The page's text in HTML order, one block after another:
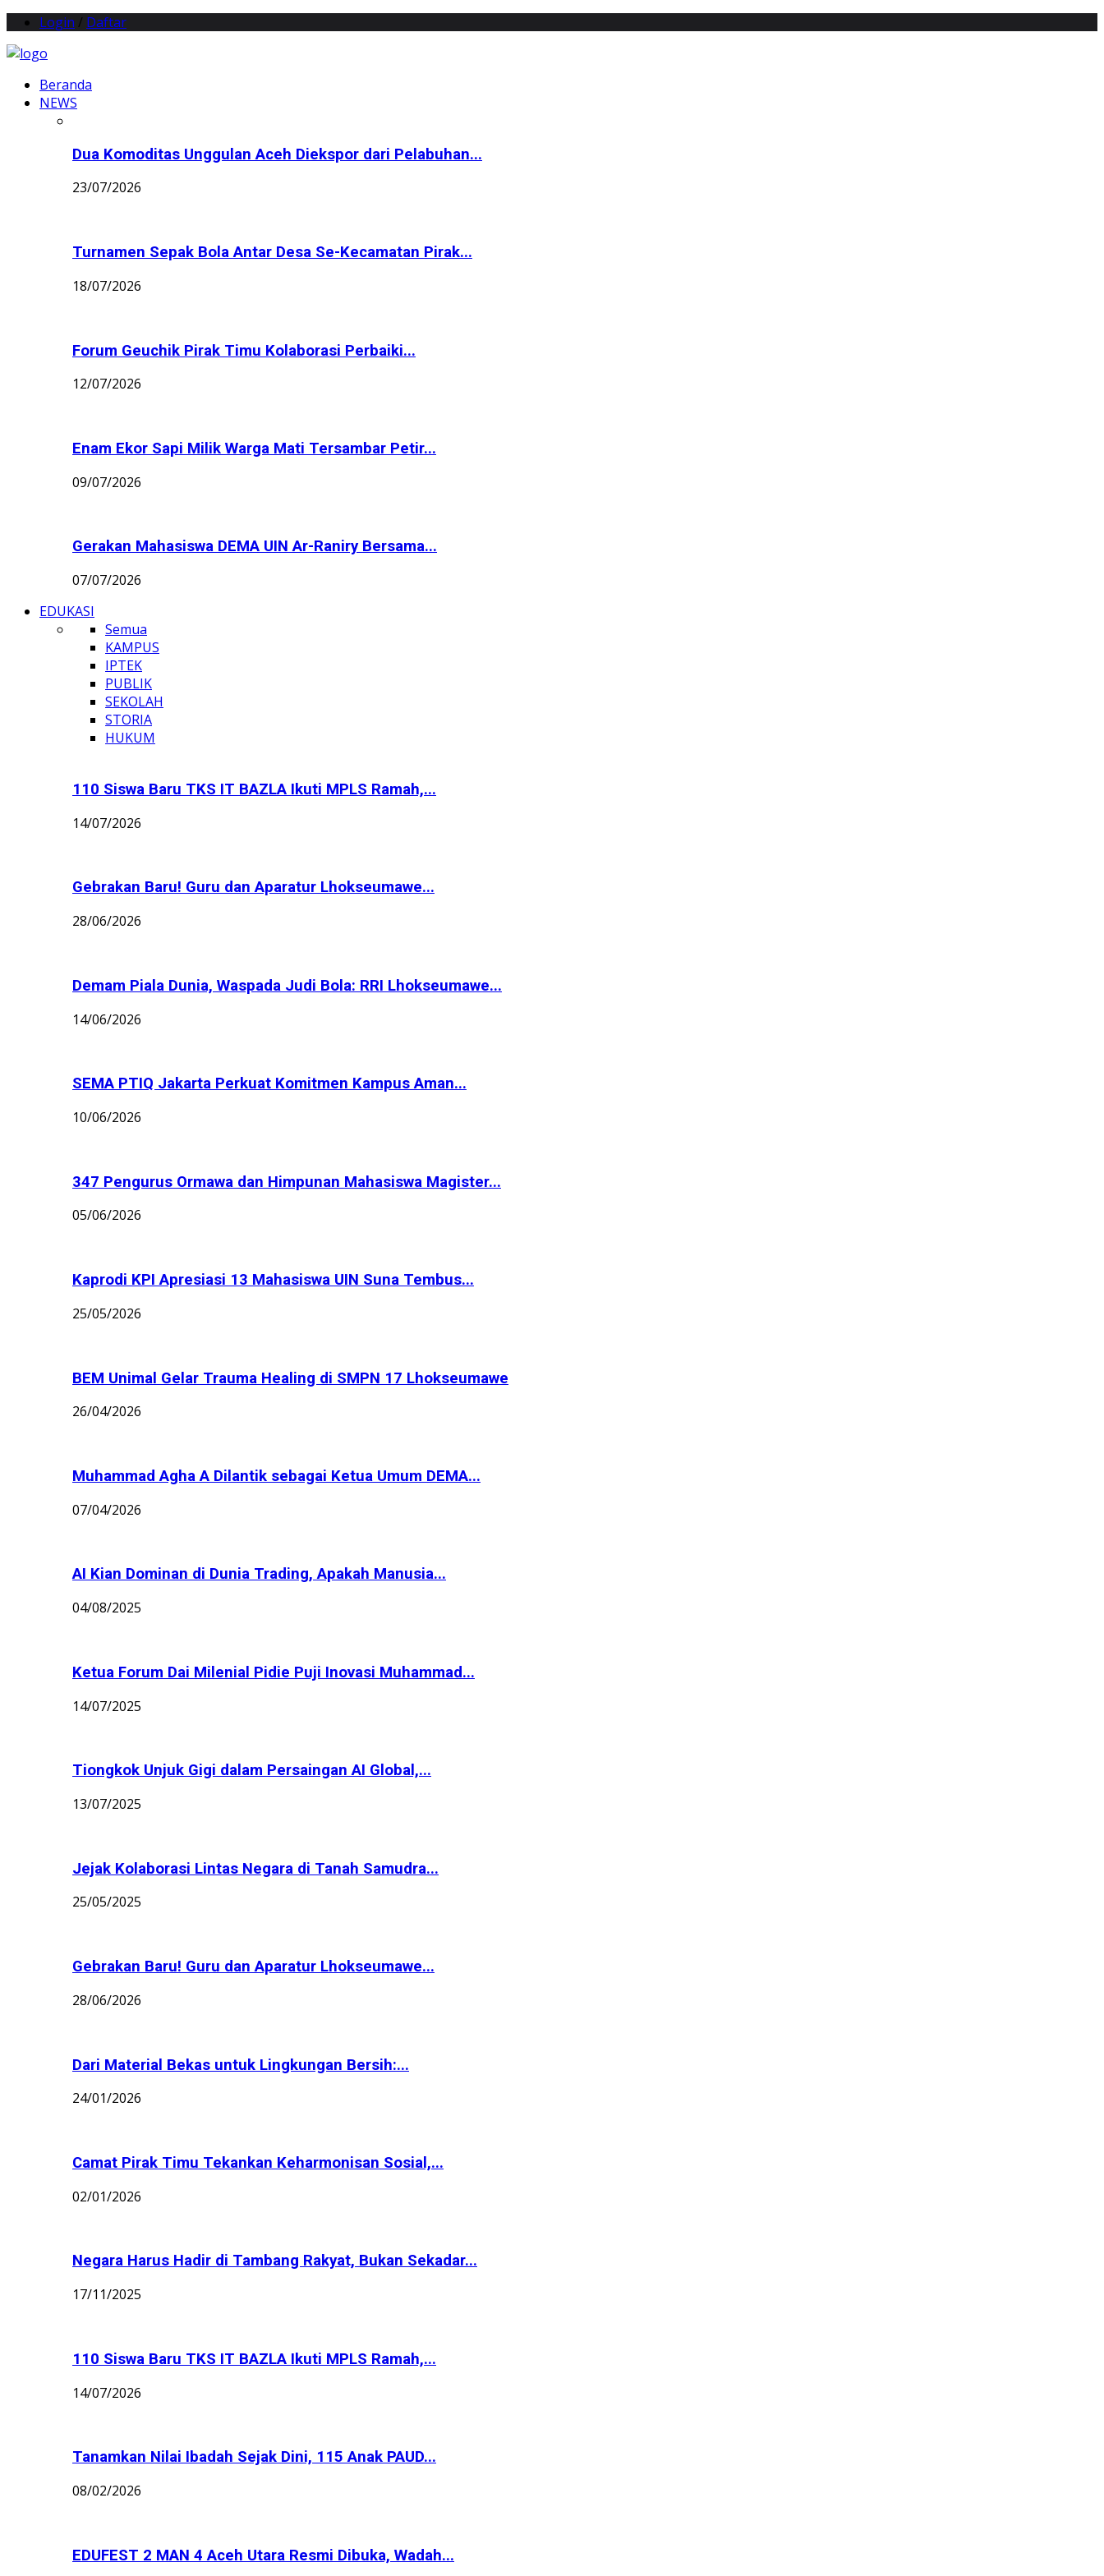
Login / Daftar
Beranda
NEWS
Dua Komoditas Unggulan Aceh Diekspor dari Pelabuhan...
23/07/2026
Turnamen Sepak Bola Antar Desa Se-Kecamatan Pirak...
18/07/2026
Forum Geuchik Pirak Timu Kolaborasi Perbaiki...
12/07/2026
Enam Ekor Sapi Milik Warga Mati Tersambar Petir...
09/07/2026
Gerakan Mahasiswa DEMA UIN Ar-Raniry Bersama...
07/07/2026
EDUKASI
Semua
KAMPUS
IPTEK
PUBLIK
SEKOLAH
STORIA
HUKUM
110 Siswa Baru TKS IT BAZLA Ikuti MPLS Ramah,...
14/07/2026
Gebrakan Baru! Guru dan Aparatur Lhokseumawe...
28/06/2026
Demam Piala Dunia, Waspada Judi Bola: RRI Lhokseumawe...
14/06/2026
SEMA PTIQ Jakarta Perkuat Komitmen Kampus Aman...
10/06/2026
347 Pengurus Ormawa dan Himpunan Mahasiswa Magister...
05/06/2026
Kaprodi KPI Apresiasi 13 Mahasiswa UIN Suna Tembus...
25/05/2026
BEM Unimal Gelar Trauma Healing di SMPN 17 Lhokseumawe
26/04/2026
Muhammad Agha A Dilantik sebagai Ketua Umum DEMA...
07/04/2026
AI Kian Dominan di Dunia Trading, Apakah Manusia...
04/08/2025
Ketua Forum Dai Milenial Pidie Puji Inovasi Muhammad...
14/07/2025
Tiongkok Unjuk Gigi dalam Persaingan AI Global,...
13/07/2025
Jejak Kolaborasi Lintas Negara di Tanah Samudra...
25/05/2025
Gebrakan Baru! Guru dan Aparatur Lhokseumawe...
28/06/2026
Dari Material Bekas untuk Lingkungan Bersih:...
24/01/2026
Camat Pirak Timu Tekankan Keharmonisan Sosial,...
02/01/2026
Negara Harus Hadir di Tambang Rakyat, Bukan Sekadar...
17/11/2025
110 Siswa Baru TKS IT BAZLA Ikuti MPLS Ramah,...
14/07/2026
Tanamkan Nilai Ibadah Sejak Dini, 115 Anak PAUD...
08/02/2026
EDUFEST 2 MAN 4 Aceh Utara Resmi Dibuka, Wadah...